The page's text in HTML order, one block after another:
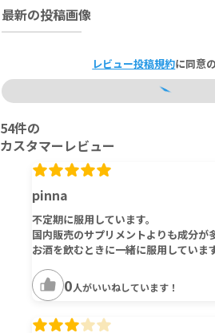
最新の投稿画像
レビュー投稿規約に同意
54件の
カスタマーレビュー
pinna
不定期に服用しています。
国内販売のサプリメントよりも成分が
お酒を飲むときに一緒に服用しています
0人がいいねしています！